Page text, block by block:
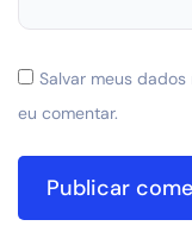
Salvar meus
eu comentar.